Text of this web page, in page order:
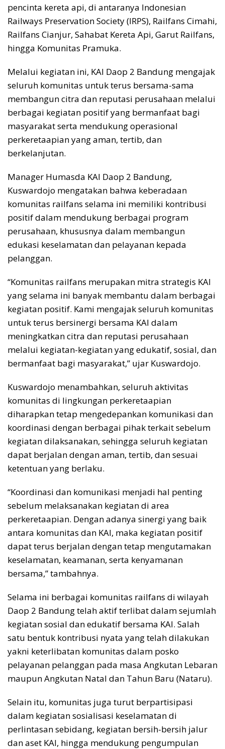
pencinta kereta api, di antaranya Indonesian
Railways Preservation Society (IRPS), Railfans Cimahi,
Railfans Cianjur, Sahabat Kereta Api, Garut Railfans,
hingga Komunitas Pramuka.
Melalui kegiatan ini, KAI Daop 2 Bandung mengajak
seluruh komunitas untuk terus bersama-sama
membangun citra dan reputasi perusahaan melalui
berbagai kegiatan positif yang bermanfaat bagi
masyarakat serta mendukung operasional
perkeretaapian yang aman, tertib, dan
berkelanjutan.
Manager Humasda KAI Daop 2 Bandung,
Kuswardojo mengatakan bahwa keberadaan
komunitas railfans selama ini memiliki kontribusi
positif dalam mendukung berbagai program
perusahaan, khususnya dalam membangun
edukasi keselamatan dan pelayanan kepada
pelanggan.
“Komunitas railfans merupakan mitra strategis KAI
yang selama ini banyak membantu dalam berbagai
kegiatan positif. Kami mengajak seluruh komunitas
untuk terus bersinergi bersama KAI dalam
meningkatkan citra dan reputasi perusahaan
melalui kegiatan-kegiatan yang edukatif, sosial, dan
bermanfaat bagi masyarakat,” ujar Kuswardojo.
Kuswardojo menambahkan, seluruh aktivitas
komunitas di lingkungan perkeretaapian
diharapkan tetap mengedepankan komunikasi dan
koordinasi dengan berbagai pihak terkait sebelum
kegiatan dilaksanakan, sehingga seluruh kegiatan
dapat berjalan dengan aman, tertib, dan sesuai
ketentuan yang berlaku.
“Koordinasi dan komunikasi menjadi hal penting
sebelum melaksanakan kegiatan di area
perkeretaapian. Dengan adanya sinergi yang baik
antara komunitas dan KAI, maka kegiatan positif
dapat terus berjalan dengan tetap mengutamakan
keselamatan, keamanan, serta kenyamanan
bersama,” tambahnya.
Selama ini berbagai komunitas railfans di wilayah
Daop 2 Bandung telah aktif terlibat dalam sejumlah
kegiatan sosial dan edukatif bersama KAI. Salah
satu bentuk kontribusi nyata yang telah dilakukan
yakni keterlibatan komunitas dalam posko
pelayanan pelanggan pada masa Angkutan Lebaran
maupun Angkutan Natal dan Tahun Baru (Nataru).
Selain itu, komunitas juga turut berpartisipasi
dalam kegiatan sosialisasi keselamatan di
perlintasan sebidang, kegiatan bersih-bersih jalur
dan aset KAI, hingga mendukung pengumpulan